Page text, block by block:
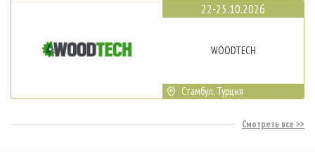
22-25.10.2026
WOODTECH
Стамбул, Турция
Смотреть все